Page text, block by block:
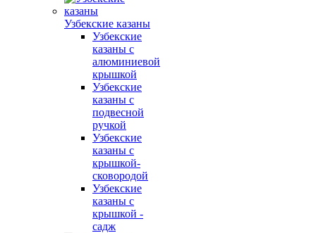
Узбекские казаны
Узбекские
казаны с
алюминиевой
крышкой
Узбекские
казаны с
подвесной
ручкой
Узбекские
казаны с
крышкой-
сковородой
Узбекские
казаны с
крышкой -
садж